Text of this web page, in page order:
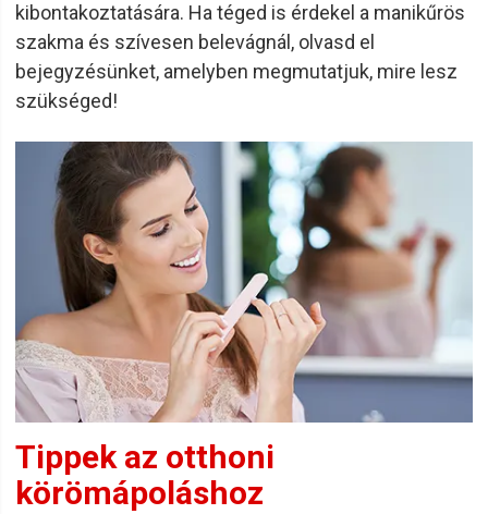
kibontakoztatására. Ha téged is érdekel a manikűrös
szakma és szívesen belevágnál, olvasd el
bejegyzésünket, amelyben megmutatjuk, mire lesz
szükséged!
Tippek az otthoni
körömápoláshoz